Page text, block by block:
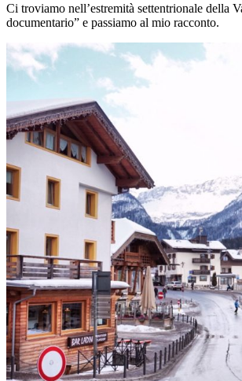
Ci troviamo nell’estremità settentrionale della
documentario” e passiamo al mio racconto.